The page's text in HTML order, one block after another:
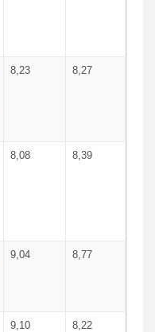
8,23 8,27
8,08 8,39
9,04 8,77
9,10 8,22